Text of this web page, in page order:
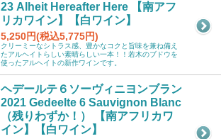
23 Alheit Hereafter Here 【南アフ
リカワイン】【白ワイン】
5,250円(税込5,775円)
クリーミーなシトラス感、豊かなコクと旨味を兼ね備え
たアルヘイトらしい素晴らしい一本！！若木のブドウを
使ったアルヘイトの新作ワインです。
ヘデールテ６ソーヴィニヨンブラン
2021 Gedeelte 6 Sauvignon Blanc
（残りわずか！） 【南アフリカワ
イン】【白ワイン】